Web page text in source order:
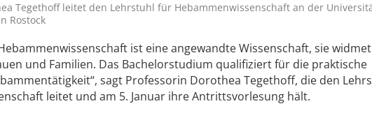
Tegethoff leitet den Lehrstuhl für Hebammenwissenschaft an der
Rostock
ist eine angewandte Wissenschaft, sie
und Familien. Das Bachelorstudium qualifiziert für die praktische
sagt Professorin Dorothea Tegethoff, die den
leitet und am 5. Januar ihre Antrittsvorlesung hält.